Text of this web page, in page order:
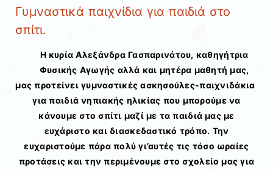
Γυμναστικά παιχνίδια για παιδιά στο
σπίτι.
Η κυρία Αλεξάνδρα Γασπαρινάτου, καθηγήτρια
Φυσικής Αγωγής αλλά και μητέρα μαθητή μας,
μας προτείνει γυμναστικές ασκησούλες-παιχνιδάκια
για παιδιά νηπιακής ηλικίας που μπορούμε να
κάνουμε στο σπίτι μαζί με τα παιδιά μας με
ευχάριστο και διασκεδαστικό τρόπο. Την
ευχαριστούμε πάρα πολύ γι’αυτές τις τόσο ωραίες
προτάσεις και την περιμένουμε στο σχολείο μας για